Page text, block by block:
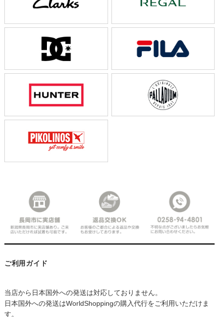
ご利用ガイド
当店から日本国外への発送は対応しておりません。
日本国外への発送はWorldShoppingの購入代行をご利用いただけま
す。